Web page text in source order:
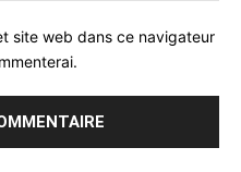
site web dans ce navigateur